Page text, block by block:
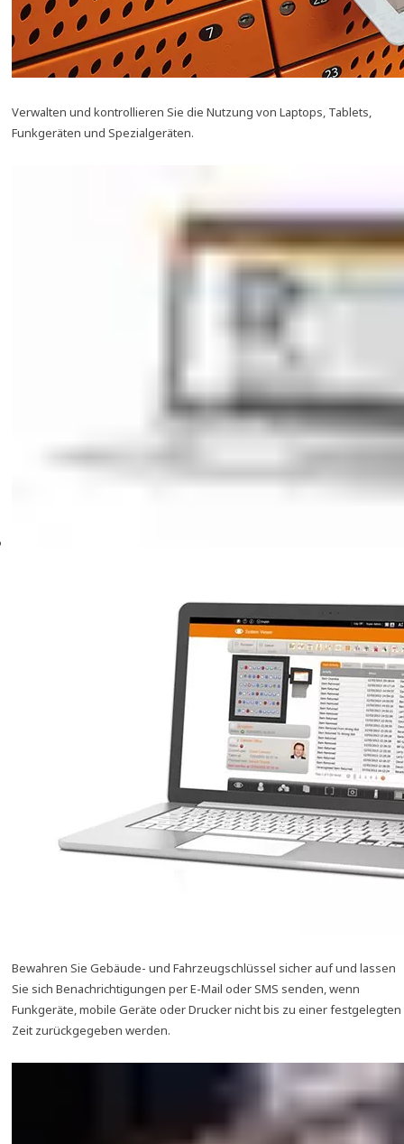
Verwalten und kontrollieren Sie die Nutzung von Laptops, Tablets,
Funkgeräten und Spezialgeräten.
Bewahren Sie Gebäude- und Fahrzeugschlüssel sicher auf und lassen
Sie sich Benachrichtigungen per E-Mail oder SMS senden, wenn
Funkgeräte, mobile Geräte oder Drucker nicht bis zu einer festgelegten
Zeit zurückgegeben werden.